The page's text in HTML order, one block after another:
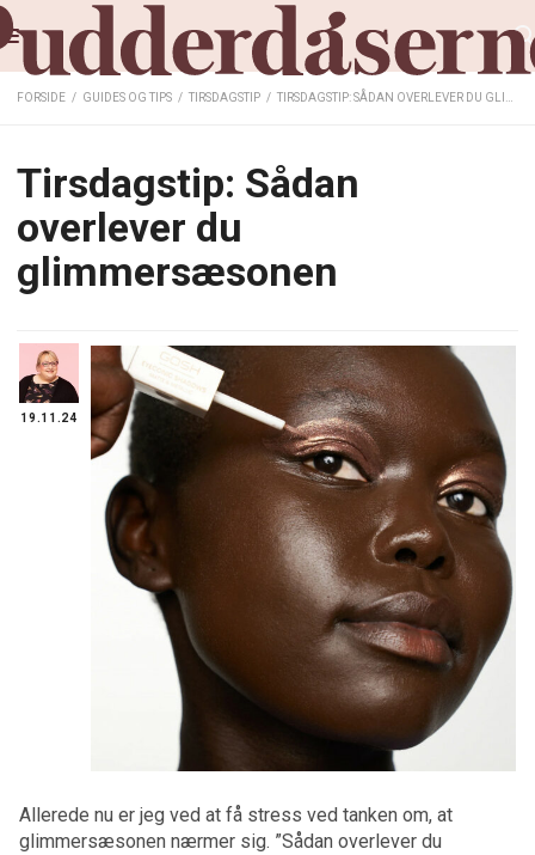
FORSIDE / GUIDES OG TIPS / TIRSDAGSTIP / TIRSDAGSTIP: SÅDAN OVERLEVER DU GLIMMERSÆSONEN
Tirsdagstip: Sådan
overlever du
glimmersæsonen
19.11.24
Allerede nu er jeg ved at få stress ved tanken om, at
glimmersæsonen nærmer sig. ”Sådan overlever du